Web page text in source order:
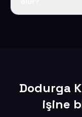
Dodurga
işine